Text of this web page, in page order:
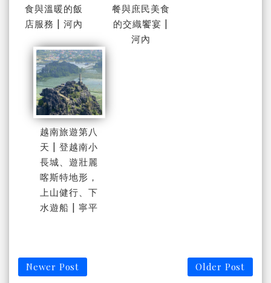
食與溫暖的飯
店服務 | 河內
餐與庶民美食
的交織饗宴 |
河內
越南旅遊第八
天 | 登越南小
長城、遊壯麗
喀斯特地形，
上山健行、下
水遊船 | 寧平
Newer Post Older Post